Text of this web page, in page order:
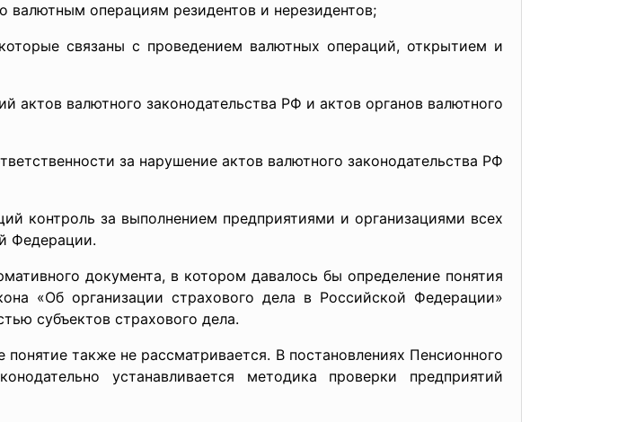
операциям резидентов и нерезидентов;
связаны с проведением валютных операций, открытием и
валютного законодательства РФ и актов органов валютного
за нарушение актов валютного законодательства РФ
контроль за выполнением предприятиями и организациями всех
Федерации.
документа, в котором давалось бы определение понятия
«Об организации страхового дела в Российской Федерации»
субъектов страхового дела.
также не рассматривается. В постановлениях Пенсионного
устанавливается методика проверки предприятий